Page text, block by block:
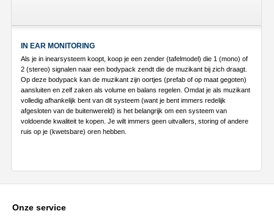
IN EAR MONITORING
Als je in inearsysteem koopt, koop je een zender (tafelmodel) die 1 (mono) of
2 (stereo) signalen naar een bodypack zendt die de muzikant bij zich draagt.
Op deze bodypack kan de muzikant zijn oortjes (prefab of op maat gegoten)
aansluiten en zelf zaken als volume en balans regelen. Omdat je als muzikant
volledig afhankelijk bent van dit systeem (want je bent immers redelijk
afgesloten van de buitenwereld) is het belangrijk om een systeem van
voldoende kwaliteit te kopen. Je wilt immers geen uitvallers, storing of andere
ruis op je (kwetsbare) oren hebben.
Onze service